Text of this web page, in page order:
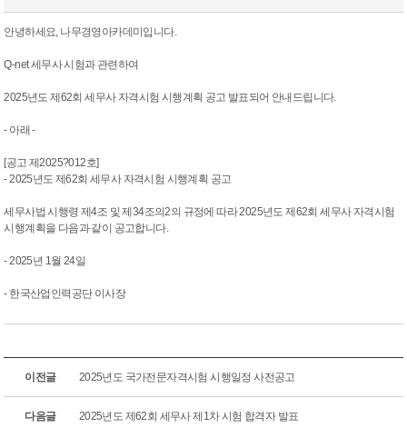
안녕하세요, 나무경영아카데미입니다.
Q-net 세무사 시험과 관련하여
2025년도 제62회 세무사 자격시험 시행계획 공고 발표되어 안내드립니다.
- 아래 -
[공고 제2025?012호]
- 2025년도 제62회 세무사 자격시험 시행계획 공고
세무사법 시행령 제4조 및 제34조의2의 규정에 따라 2025년도 제62회 세무사 자격시험
시행계획을 다음과 같이 공고합니다.
- 2025년 1월 24일
- 한국산업인력공단 이사장
이전글 2025년도 국가전문자격시험 시행일정 사전공고
다음글 2025년도 제62회 세무사 제1차 시험 합격자 발표